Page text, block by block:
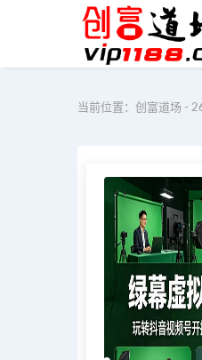
当前位置： 创富道场 -